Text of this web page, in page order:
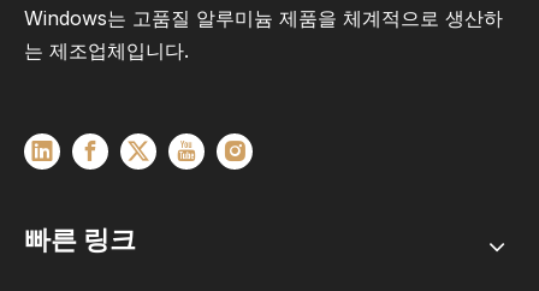
Windows는 고품질 알루미늄 제품을 체계적으로 생산하
는 제조업체입니다.
빠른 링크